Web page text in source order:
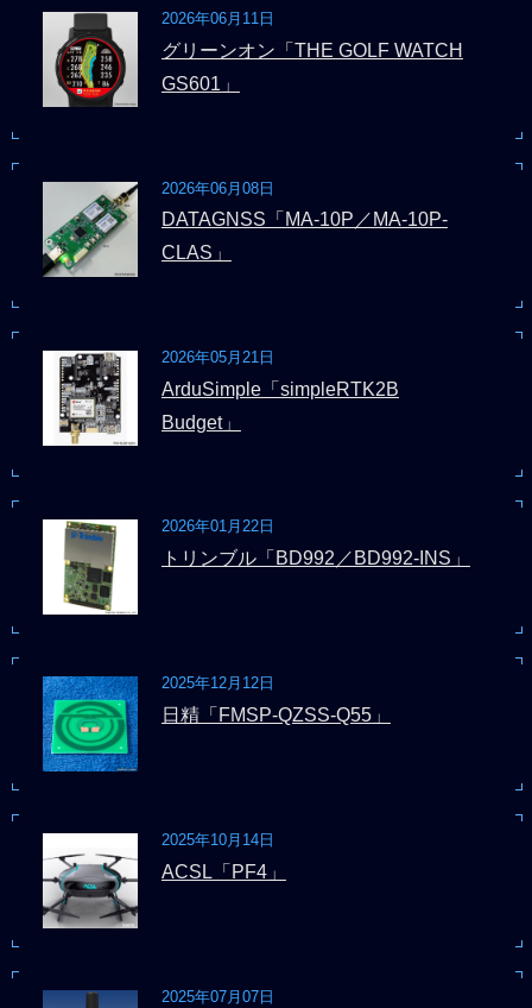
2026年06月11日
グリーンオン「THE GOLF WATCH
GS601」
2026年06月08日
DATAGNSS「MA-10P／MA-10P-
CLAS」
2026年05月21日
ArduSimple「simpleRTK2B
Budget」
2026年01月22日
トリンブル「BD992／BD992-INS」
2025年12月12日
日精「FMSP-QZSS-Q55」
2025年10月14日
ACSL「PF4」
2025年07月07日